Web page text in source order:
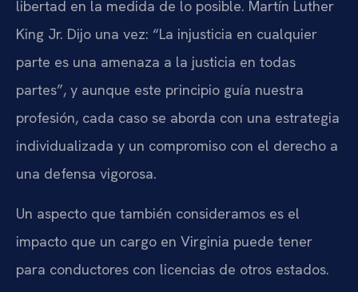
libertad en la medida de lo posible. Martín Luther
King Jr. Dijo una vez: “La injusticia en cualquier
parte es una amenaza a la justicia en todas
partes”, y aunque este principio guía nuestra
profesión, cada caso se aborda con una estrategia
individualizada y un compromiso con el derecho a
una defensa vigorosa.
Un aspecto que también consideramos es el
impacto que un cargo en Virginia puede tener
para conductores con licencias de otros estados.